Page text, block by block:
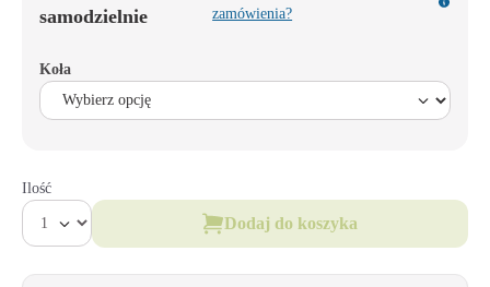
samodzielnie
zamówienia?
Koła
Ilość
Dodaj do koszyka